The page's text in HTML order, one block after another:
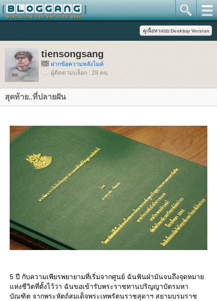
tiensongsang
ฝากข้อความหลังไมค์
ผู้ติดตามบล็อก : 28 คน
สุดท้าย..ที่ปลายฝัน
5 ปี กับความเพียรพยายามที่เริ่มจากศูนย์ ฉันฟันฝ่ามันจนถึงจุดหมา
ห่งชีวิตที่ตั้งไว้ว่า ฉันขอเข้ารับพระราชทานปริญญาบัตรมหา
บัณฑิต จากพระหัตถ์สมเด็จพระเทพรัตนราชสุดาฯ สยามบรมราช